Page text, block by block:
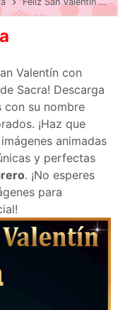
Valentín con
Sacra! Descarga
con su nombre
¡Haz que
animadas
y perfectas
. ¡No esperes
para